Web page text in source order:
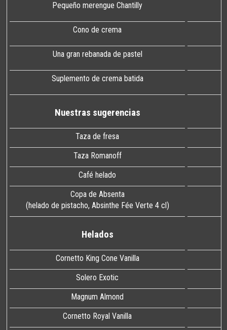
Pequeño merengue Chantilly
Cono de crema
Una gran rebanada de pastel
Suplemento de crema batida
Nuestras sugerencias
Taza de fresa
Taza Romanoff
Café helado
Copa de Absenta
(helado de pistacho, Absinthe Fée Verte 4 cl)
Helados
Cornetto King Cone Vanilla
Solero Exotic
Magnum Almond
Cornetto Royal Vanilla